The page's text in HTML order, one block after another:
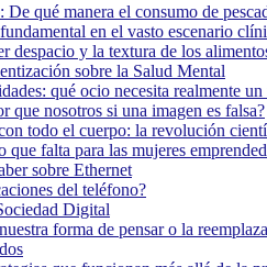
De qué manera el consumo de
en el vasto escenario
despacio y la textura de los
sobre la Salud Mental
qué ocio necesita realmente
que nosotros si una imagen es falsa?
todo el cuerpo: la revolución
que falta para las mujeres
sobre Ethernet
del teléfono?
Digital
forma de pensar o la